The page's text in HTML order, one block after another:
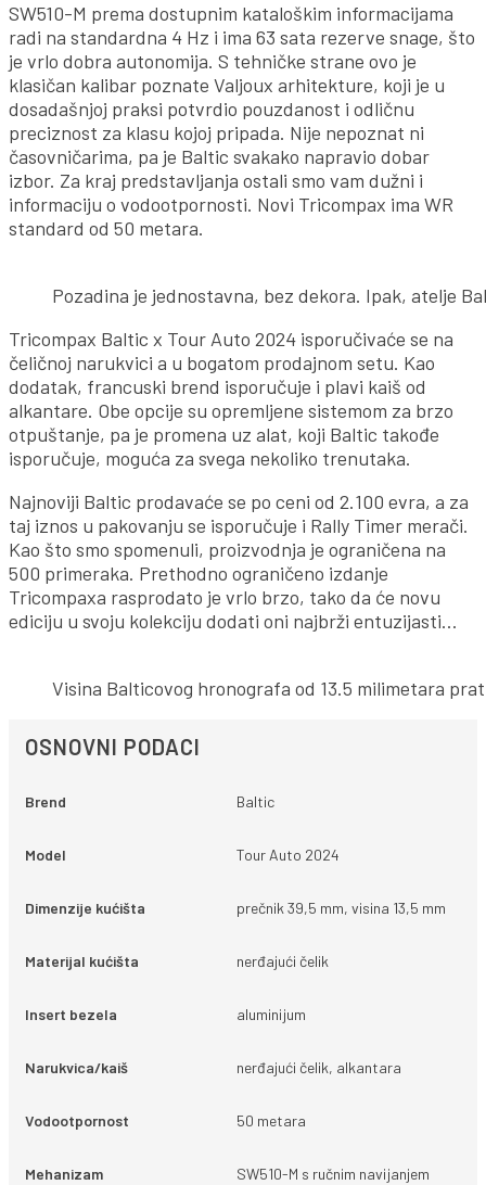
SW510-M prema dostupnim kataloškim informacijama
radi na standardna 4 Hz i ima 63 sata rezerve snage, što
je vrlo dobra autonomija. S tehničke strane ovo je
klasičan kalibar poznate Valjoux arhitekture, koji je u
dosadašnjoj praksi potvrdio pouzdanost i odličnu
preciznost za klasu kojoj pripada. Nije nepoznat ni
časovničarima, pa je Baltic svakako napravio dobar
izbor. Za kraj predstavljanja ostali smo vam dužni i
informaciju o vodootpornosti. Novi Tricompax ima WR
standard od 50 metara.
Pozadina je jednostavna, bez dekora. Ipak, atelje
Tricompax Baltic x Tour Auto 2024 isporučivaće se na
čeličnoj narukvici a u bogatom prodajnom setu. Kao
dodatak, francuski brend isporučuje i plavi kaiš od
alkantare. Obe opcije su opremljene sistemom za brzo
otpuštanje, pa je promena uz alat, koji Baltic takođe
isporučuje, moguća za svega nekoliko trenutaka.
Najnoviji Baltic prodavaće se po ceni od 2.100 evra, a za
taj iznos u pakovanju se isporučuje i Rally Timer merači.
Kao što smo spomenuli, proizvodnja je ograničena na
500 primeraka. Prethodno ograničeno izdanje
Tricompaxa rasprodato je vrlo brzo, tako da će novu
ediciju u svoju kolekciju dodati oni najbrži entuzijasti…
Visina Balticovog hronografa od 13.5 milimetara
OSNOVNI PODACI
Brend Baltic
Model Tour Auto 2024
Dimenzije kućišta prečnik 39,5 mm, visina 13,5 mm
Materijal kućišta nerđajući čelik
Insert bezela aluminijum
Narukvica/kaiš nerđajući čelik, alkantara
Vodootpornost 50 metara
Mehanizam SW510-M s ručnim navijanjem